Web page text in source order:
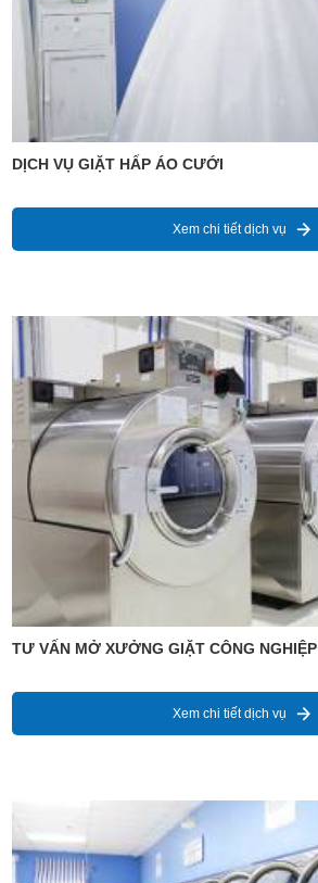
DỊCH VỤ GIẶT HẤP ÁO CƯỚI
Xem chi tiết dịch vụ
TƯ VẤN MỞ XƯỞNG GIẶT CÔNG NGHIỆP
Xem chi tiết dịch vụ